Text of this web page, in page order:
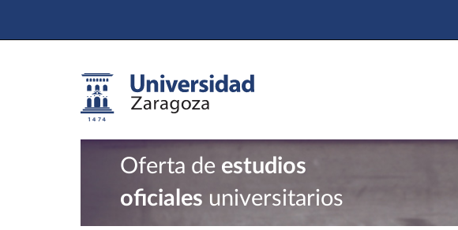
Oferta de estudios
oficiales universitarios